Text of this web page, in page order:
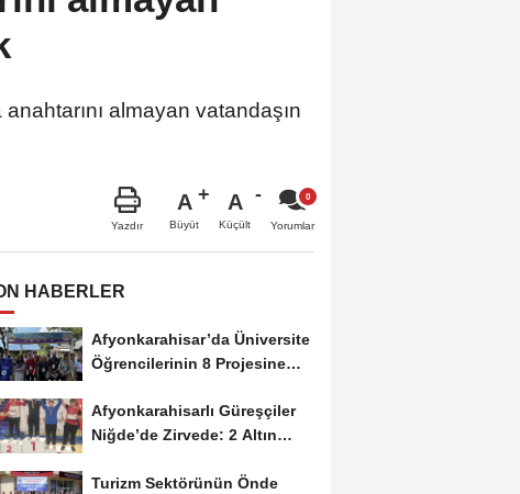
almayan vatandaşın
Yazdır
A
Büyüt
A
Küçült Yorumlar
HABERLER
Afyonkarahisar’da Üniversite
Öğrencilerinin 8 Projesine
Afyonkarahisarlı Güreşçiler
Niğde’de Zirvede: 2 Altın
Turizm Sektörünün Önde